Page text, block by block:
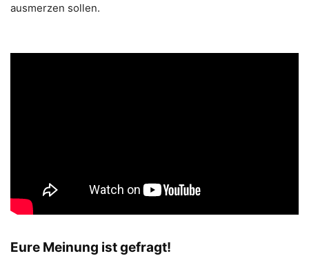
ausmerzen sollen.
Eure Meinung ist gefragt!